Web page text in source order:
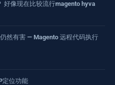
好像现在比较流行magento hyva
然有害 — Magento 远程代码执行
定位功能